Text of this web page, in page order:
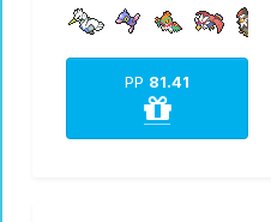
PP 81.41